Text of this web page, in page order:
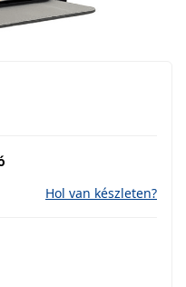
Hol van készleten?